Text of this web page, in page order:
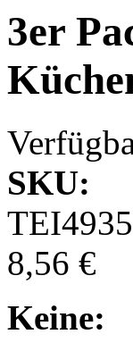
3er
SKU:
8,56 €
Keine: